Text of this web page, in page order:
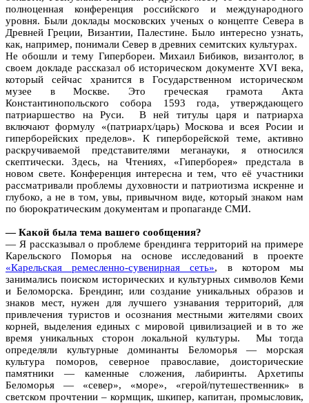
полноценная конференция российского и международного
уровня. Были доклады московских ученых о концепте Севера в
Древней Греции, Византии, Палестине. Было интересно узнать,
как, например, понимали Север в древних семитских культурах.
Не обошли и тему Гипербореи. Михаил Бибиков, византолог, в
своем докладе рассказал об историческом документе XVI века,
который сейчас хранится в Государственном историческом
музее в Москве. Это греческая грамота Акта
Константинопольского собора 1593 года, утверждающего
патриаршество на Руси. В ней титулы царя и патриарха
включают формулу «(патриарх/царь) Москова и всея Росии и
гиперборейских пределов». К гиперборейской теме, активно
раскручиваемой представителями меганауки, я относился
скептически. Здесь, на Чтениях, «Гиперборея» предстала в
новом свете. Конференция интересна и тем, что её участники
рассматривали проблемы духовности и патриотизма искренне и
глубоко, а не в том, увы, привычном виде, который знаком нам
по бюрократическим документам и пропаганде СМИ.
— Какой была тема вашего сообщения?
— Я рассказывал о проблеме брендинга территорий на примере
Карельского Поморья на основе исследований в проекте
«Карельская ремесленно-сувенирная сеть», в котором мы
занимались поиском исторических и культурных символов Кеми
и Беломорска. Брендинг, или создание уникальных образов и
знаков мест, нужен для лучшего узнавания территорий, для
привлечения туристов и осознания местными жителями своих
корней, выделения единых с мировой цивилизацией и в то же
время уникальных сторон локальной культуры. Мы тогда
определяли культурные доминанты Беломорья — морская
культура поморов, северное православие, доисторические
памятники — каменные сложения, лабиринты. Архетипы
Беломорья — «север», «море», «герой/путешественник» в
светском прочтении – кормщик, шкипер, капитан, промысловик,